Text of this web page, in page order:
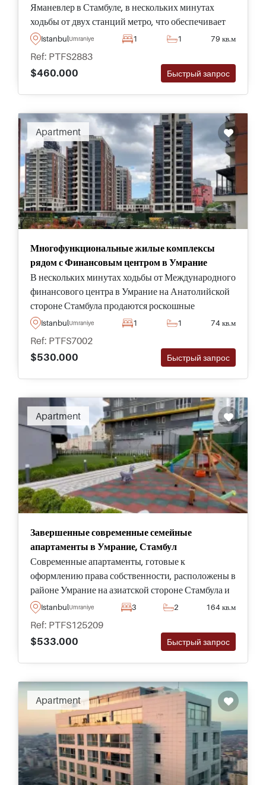
Яманевлер в Стамбуле, в нескольких минутах
ходьбы от двух станций метро, что обеспечивает
легкий доступ к центру города , и предлагает на
любого бюджета и размера семьи.
IstanbulUmraniye 1 1 79 кв.м
Ref: PTFS2883
$460.000
Быстрый запрос
Apartment
Многофункциональные жилые комплексы
рядом с Финансовым центром в Умрание
В нескольких минутах ходьбы от Международного
финансового центра в Умрание на Анатолийской
стороне Стамбула продаются роскошные
резиденции, являющиеся частью превосходного
IstanbulUmraniye 1 1 74 кв.м
Ref: PTFS7002
$530.000
Быстрый запрос
Apartment
Завершенные современные семейные
апартаменты в Умрание, Стамбул
Современные апартаменты, готовые к
оформлению права собственности, расположены в
районе Умрание на азиатской стороне Стамбула и
являются частью превосходного комплекса,
удобств и инфраструктуры.
IstanbulUmraniye 3 2 164 кв.м
Ref: PTFS125209
$533.000
Быстрый запрос
Apartment